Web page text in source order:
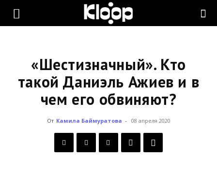
KLOOP.KG
Кыргызстана
«Шестизначный». Кто
такой Даниэль Ажиев и в
чем его обвиняют?
От Камила Баймуратова - 08 апреля 2020